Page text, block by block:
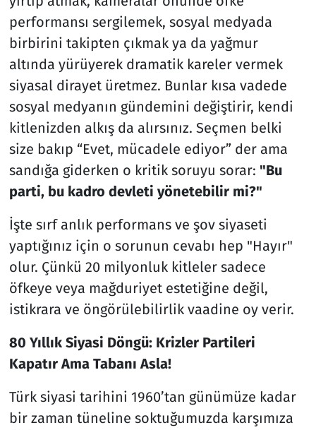
performansı sergilemek, sosyal medyada
birbirini takipten çıkmak ya da yağmur
altında yürüyerek dramatik kareler vermek
siyasal dirayet üretmez. Bunlar kısa vadede
sosyal medyanın gündemini değiştirir, kendi
kitlenizden alkış da alırsınız. Seçmen belki
size bakıp “Evet, mücadele ediyor” der ama
sandığa giderken o kritik soruyu sorar: "Bu
parti, bu kadro devleti yönetebilir mi?"
İşte sırf anlık performans ve şov siyaseti
yaptığınız için o sorunun cevabı hep "Hayır"
olur. Çünkü 20 milyonluk kitleler sadece
öfkeye veya mağduriyet estetiğine değil,
istikrara ve öngörülebilirlik vaadine oy verir.
80 Yıllık Siyasi Döngü: Krizler Partileri
Kapatır Ama Tabanı Asla!
Türk siyasi tarihini 1960’tan günümüze kadar
bir zaman tüneline soktuğumuzda karşımıza